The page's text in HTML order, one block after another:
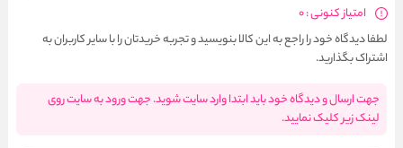
امتیاز کنونی : 0
لطفا دیدگاه خود را راجع به این کالا بنویسید و تجربه خریدتان را با سایر کاربران به
اشتراک بگذارید.
جهت ارسال و دیدگاه خود باید ابتدا وارد سایت شوید. جهت ورود به سایت روی
لینک زیر کلیک نمایید.